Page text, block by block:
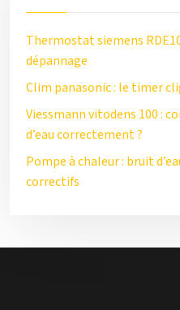
Thermostat siemens
dépannage
Clim panasonic : le timer
Viessmann vitodens 100 :
d’eau correctement ?
Pompe à chaleur : bruit
correctifs